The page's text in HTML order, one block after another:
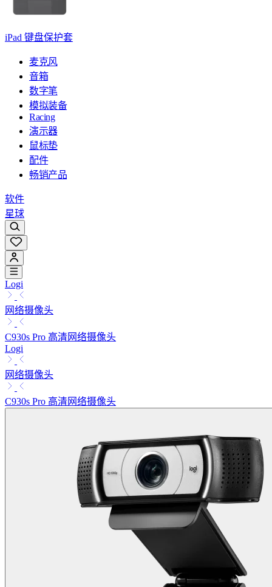
iPad 键盘保护套
麦克风
音箱
数字笔
模拟装备
Racing
演示器
鼠标垫
配件
畅销产品
软件
星球
Logi
网络摄像头
C930s Pro 高清网络摄像头
Logi
网络摄像头
C930s Pro 高清网络摄像头